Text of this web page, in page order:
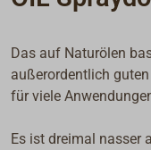
Das auf Naturölen
außerordentlich
für viele
Es ist dreimal nasser